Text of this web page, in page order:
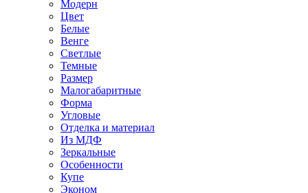
Модерн
Цвет
Белые
Венге
Светлые
Темные
Размер
Малогабаритные
Форма
Угловые
Отделка и материал
Из МДФ
Зеркальные
Особенности
Купе
Эконом